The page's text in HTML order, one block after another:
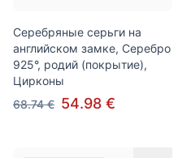
Серебряные серьги на
английском замке, Серебро
925°, родий (покрытие),
Цирконы
68.74 € 54.98 €